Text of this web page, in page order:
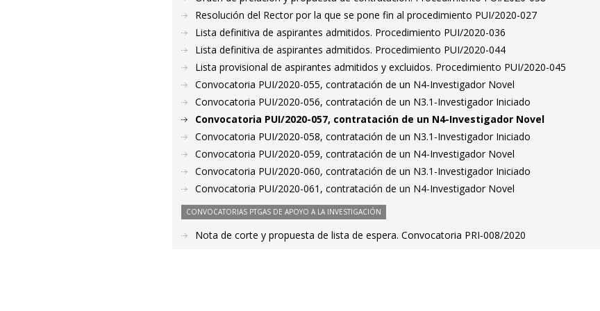
Resolución del Rector por la que se pone fin al procedimiento PUI/2020-027
Lista definitiva de aspirantes admitidos. Procedimiento PUI/2020-036
Lista definitiva de aspirantes admitidos. Procedimiento PUI/2020-044
Lista provisional de aspirantes admitidos y excluidos. Procedimiento PUI/2020-045
Convocatoria PUI/2020-055, contratación de un N4-Investigador Novel
Convocatoria PUI/2020-056, contratación de un N3.1-Investigador Iniciado
Convocatoria PUI/2020-057, contratación de un N4-Investigador Novel
Convocatoria PUI/2020-058, contratación de un N3.1-Investigador Iniciado
Convocatoria PUI/2020-059, contratación de un N4-Investigador Novel
Convocatoria PUI/2020-060, contratación de un N3.1-Investigador Iniciado
Convocatoria PUI/2020-061, contratación de un N4-Investigador Novel
CONVOCATORIAS PTGAS DE APOYO A LA INVESTIGACIÓN
Nota de corte y propuesta de lista de espera. Convocatoria PRI-008/2020